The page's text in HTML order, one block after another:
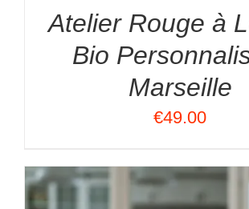
Atelier Rouge à
Bio
Marseille
€49.00